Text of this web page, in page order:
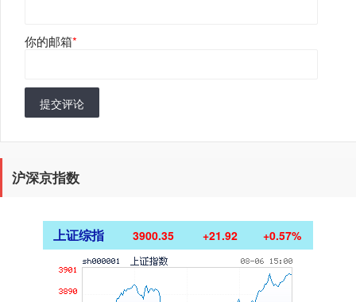
你的邮箱*
提交评论
沪深京指数
上证综指 3900.35 +21.92 +0.57%